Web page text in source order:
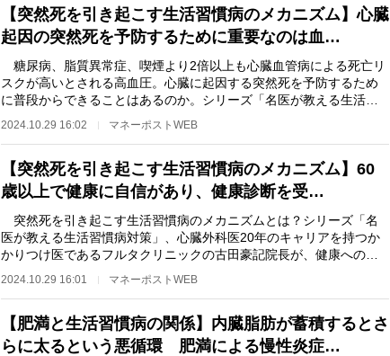
【突然死を引き起こす生活習慣病のメカニズム】心臓
起因の突然死を予防するために重要なのは血…
糖尿病、脂質異常症、喫煙より2倍以上も心臓血管病による死亡リ
スクが高いとされる高血圧。心臓に起因する突然死を予防するため
に普段からできることはあるのか。シリーズ「名医が教える生活習
2024.10.29 16:02 マネーポストWEB
【突然死を引き起こす生活習慣病のメカニズム】60
歳以上で健康に自信があり、健康診断を受…
突然死を引き起こす生活習慣病のメカニズムとは？シリーズ「名
医が教える生活習慣病対策」、心臓外科医20年のキャリアを持つか
かりつけ医であるフルタクリニックの古田豪記院長が、健康への過
2024.10.29 16:01 マネーポストWEB
【肥満と生活習慣病の関係】内臓脂肪が蓄積するとさ
らに太るという悪循環 肥満による慢性炎症…